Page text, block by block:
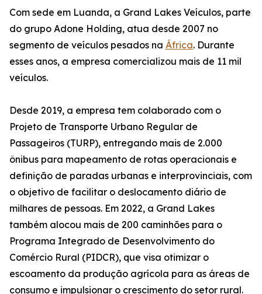
Com sede em Luanda, a Grand Lakes Veículos, parte
do grupo Adone Holding, atua desde 2007 no
segmento de veículos pesados na África. Durante
esses anos, a empresa comercializou mais de 11 mil
veículos.
Desde 2019, a empresa tem colaborado com o
Projeto de Transporte Urbano Regular de
Passageiros (TURP), entregando mais de 2.000
ônibus para mapeamento de rotas operacionais e
definição de paradas urbanas e interprovinciais, com
o objetivo de facilitar o deslocamento diário de
milhares de pessoas. Em 2022, a Grand Lakes
também alocou mais de 200 caminhões para o
Programa Integrado de Desenvolvimento do
Comércio Rural (PIDCR), que visa otimizar o
escoamento da produção agrícola para as áreas de
consumo e impulsionar o crescimento do setor rural.